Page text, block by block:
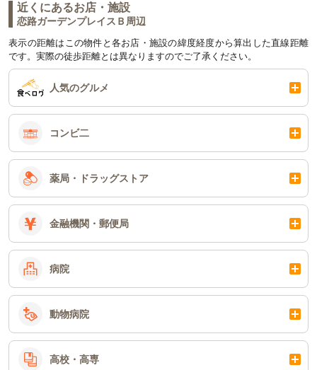
近くにあるお店・施設
恋路ガーデンプレイスＢ周辺
表示の距離はこの物件と各お店・施設の緯度経度から算出した直線距離
です。実際の徒歩距離とは異なりますのでご了承ください。
人気のグルメ
コンビ二
薬局・ドラッグストア
金融機関・郵便局
病院
動物病院
高校・高専